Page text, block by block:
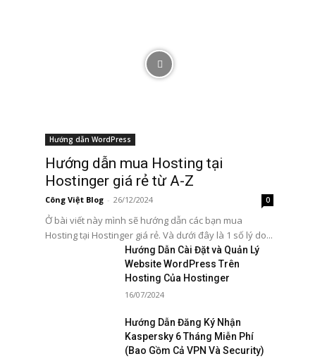
Hướng dẫn WordPress
Hướng dẫn mua Hosting tại
Hostinger giá rẻ từ A-Z
Công Việt Blog - 26/12/2024 0
Ở bài viết này mình sẽ hướng dẫn các bạn mua
Hosting tại Hostinger giá rẻ. Và dưới đây là 1 số lý do...
Hướng Dẫn Cài Đặt và Quản Lý
Website WordPress Trên
Hosting Của Hostinger
16/07/2024
Hướng Dẫn Đăng Ký Nhận
Kaspersky 6 Tháng Miễn Phí
(Bao Gồm Cả VPN Và Security)